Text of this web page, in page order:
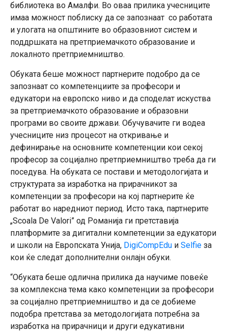
библиотека во Амалфи. Во оваа прилика учесниците
имаа можност поблиску да се запознаат со работата
и улогата на општините во образовниот систем и
поддршката на претприемачкото образование и
локалното претприемништво.
Обуката беше можност партнерите подобро да се
запознаат со компетенциите за професори и
едукатори на европско ниво и да споделат искуства
за претприемачкото образование и образовни
програми во своите држави. Обучувачите ги водеа
учесниците низ процесот на откривање и
дефинирање на основните компетенции кои секој
професор за социјално претприемништво треба да ги
поседува. На обуката се постави и методологијата и
структурата за изработка на прирачникот за
компетенции за професори на кој партнерите ќе
работат во наредниот период. Исто така, партнерите
„Scoala De Valori” од Романија ги претставија
платформите за дигитални компетенции за едукатори
и школи на Европската Унија, DigiCompEdu и Selfie за
кои ќе следат дополнителни онлајн обуки.
“Обуката беше одлична прилика да научиме повеќе
за комплексна тема како компетенции за професори
за социјално претприемништво и да се добиеме
подобра претстава за методологијата потребна за
изработка на прирачници и други едукативни